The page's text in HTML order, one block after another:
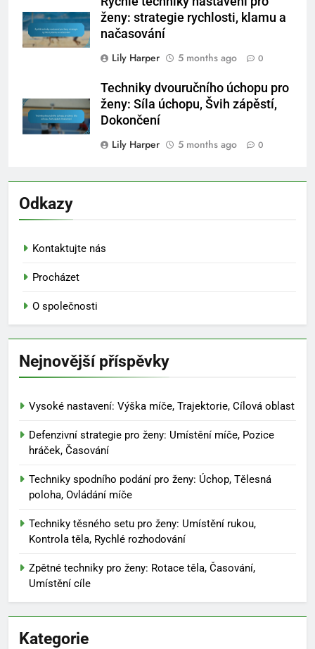
ženy: strategie rychlosti, klamu a
načasování
Lily Harper
5 months ago 0
Techniky dvouručního úchopu pro
ženy: Síla úchopu, Švih zápěstí,
Dokončení
Lily Harper
5 months ago 0
Odkazy
Kontaktujte nás
Procházet
O společnosti
Nejnovější příspěvky
Vysoké nastavení: Výška míče, Trajektorie, Cílová oblast
Defenzivní strategie pro ženy: Umístění míče, Pozice
hráček, Časování
Techniky spodního podání pro ženy: Úchop, Tělesná
poloha, Ovládání míče
Techniky těsného setu pro ženy: Umístění rukou,
Kontrola těla, Rychlé rozhodování
Zpětné techniky pro ženy: Rotace těla, Časování,
Umístění cíle
Kategorie